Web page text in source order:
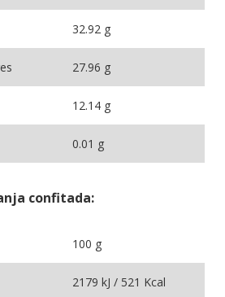
32.92 g
27.96 g
12.14 g
0.01 g
confitada:
100 g
2179 kJ / 521 Kcal